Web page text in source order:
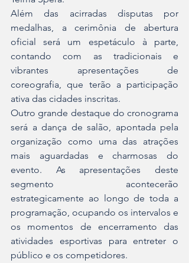
Além das acirradas disputas por
medalhas, a cerimônia de abertura
oficial será um espetáculo à parte,
contando com as tradicionais e
vibrantes apresentações de
coreografia, que terão a participação
ativa das cidades inscritas.
Outro grande destaque do cronograma
será a dança de salão, apontada pela
organização como uma das atrações
mais aguardadas e charmosas do
evento. As apresentações deste
segmento acontecerão
estrategicamente ao longo de toda a
programação, ocupando os intervalos e
os momentos de encerramento das
atividades esportivas para entreter o
público e os competidores.